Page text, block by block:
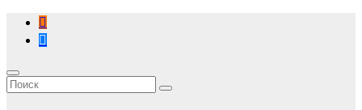
Перейти
содержимому